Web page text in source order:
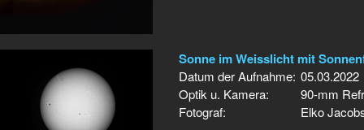
Sonne im Weisslicht mit
Datum der Aufnahme: 05.03.2022
Optik u. Kamera:
90-mm
Fotograf:
Elko